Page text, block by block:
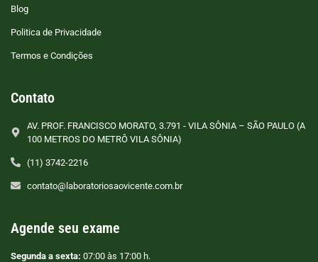
Blog
Politica de Privacidade
Termos e Condições
Contato
AV. PROF. FRANCISCO MORATO, 3.791 - VILA SÔNIA – SÃO PAULO (A
100 METROS DO METRÔ VILA SÔNIA)
(11) 3742-2216
contato@laboratoriosaovicente.com.br
Agende seu exame
Segunda a sexta: 07:00 às 17:00 h.